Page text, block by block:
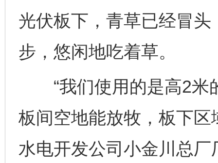
光伏板下，青草已经冒头
步，悠闲地吃着草。
“我们使用的是高2米
板间空地能放牧，板下区
水电开发公司小金川总